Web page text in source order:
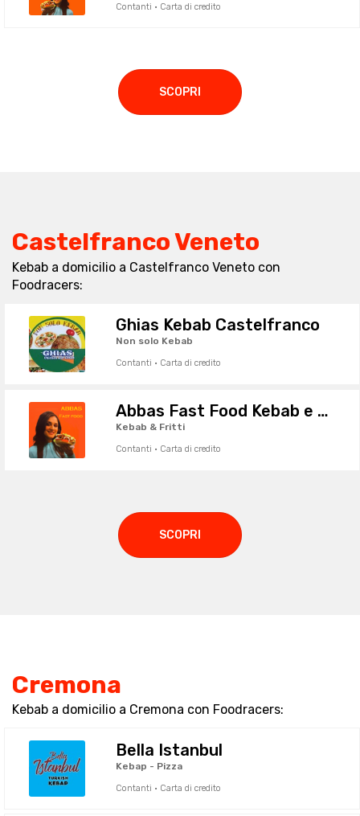
Contanti · Carta di credito
SCOPRI
Castelfranco Veneto
Kebab a domicilio a Castelfranco Veneto con
Foodracers:
Ghias Kebab Castelfranco
Non solo Kebab
Contanti · Carta di credito
Abbas Fast Food Kebab e Piadineria
Kebab & Fritti
Contanti · Carta di credito
SCOPRI
Cremona
Kebab a domicilio a Cremona con Foodracers:
Bella Istanbul
Kebap - Pizza
Contanti · Carta di credito